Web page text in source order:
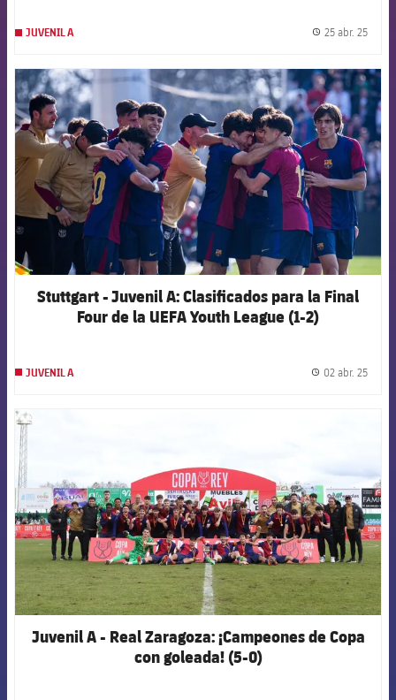
JUVENIL A 25 abr. 25
FCB Barcelona badge
Stuttgart - Juvenil A: Clasificados para la Final
Four de la UEFA Youth League (1-2)
JUVENIL A 02 abr. 25
Juvenil A - Real Zaragoza: ¡Campeones de Copa
con goleada! (5-0)